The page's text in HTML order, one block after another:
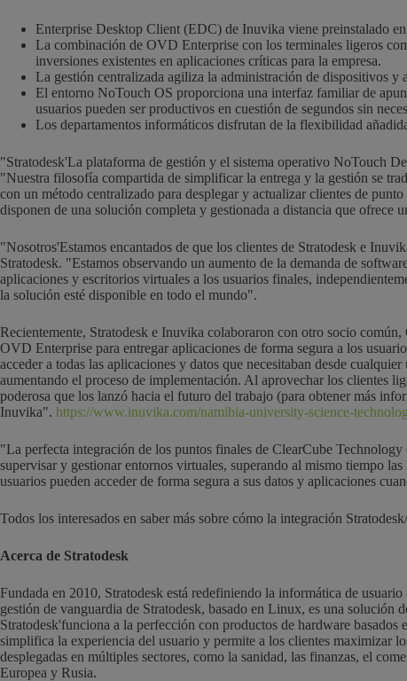
Enterprise Desktop Client (EDC) de Inuvika viene preinstalado
La combinación de OVD Enterprise con los terminales ligeros
inversiones existentes en aplicaciones críticas para la empresa.
La gestión centralizada agiliza la administración de dispositivos
El entorno NoTouch OS proporciona una interfaz familiar de
usuarios pueden ser productivos en cuestión de segundos sin
Los departamentos informáticos disfrutan de la flexibilidad
"Stratodesk'La plataforma de gestión y el sistema operativo NoTouch
"Nuestra filosofía compartida de simplificar la entrega y la gestión se
con un método centralizado para desplegar y actualizar clientes de
disponen de una solución completa y gestionada a distancia que
"Nosotros'Estamos encantados de que los clientes de Stratodesk e
Stratodesk. "Estamos observando un aumento de la demanda de
aplicaciones y escritorios virtuales a los usuarios finales,
la solución esté disponible en todo el mundo".
Recientemente, Stratodesk e Inuvika colaboraron con otro socio
OVD Enterprise para entregar aplicaciones de forma segura a los
acceder a todas las aplicaciones y datos que necesitaban desde
aumentando el proceso de implementación. Al aprovechar los clientes
poderosa que los lanzó hacia el futuro del trabajo (para obtener más
Inuvika". https://www.inuvika.com/namibia-university-science-
"La perfecta integración de los puntos finales de ClearCube
supervisar y gestionar entornos virtuales, superando al mismo tiempo
usuarios pueden acceder de forma segura a sus datos y aplicaciones
Todos los interesados en saber más sobre cómo la integración
Acerca de Stratodesk
Fundada en 2010, Stratodesk está redefiniendo la informática de
gestión de vanguardia de Stratodesk, basado en Linux, es una solución
Stratodesk'funciona a la perfección con productos de hardware
simplifica la experiencia del usuario y permite a los clientes maximizar
desplegadas en múltiples sectores, como la sanidad, las finanzas, el
Europea y Rusia.